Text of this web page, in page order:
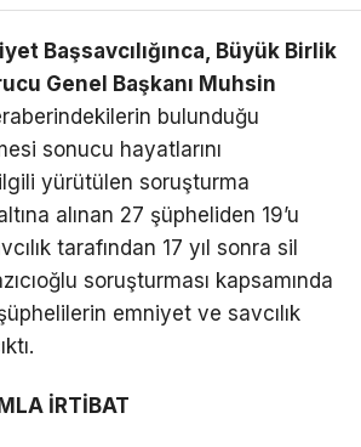
Başsavcılığınca, Büyük Birlik
Genel Başkanı Muhsin
bulunduğu
sonucu hayatlarını
yürütülen soruşturma
alınan 27 şüpheliden 19’u
tarafından 17 yıl sonra sil
soruşturması kapsamında
emniyet ve savcılık
İRTİBAT